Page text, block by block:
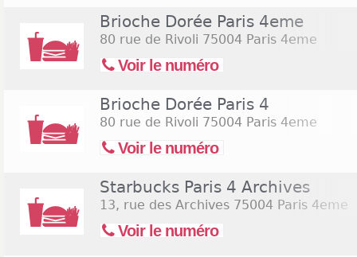
Brioche Dorée Paris 4eme
80 rue de Rivoli 75004 Paris 4eme
Voir le numéro
Brioche Dorée Paris 4
80 rue de Rivoli 75004 Paris 4eme
Voir le numéro
Starbucks Paris 4 Archives
13, rue des Archives 75004 Paris 4eme
Voir le numéro